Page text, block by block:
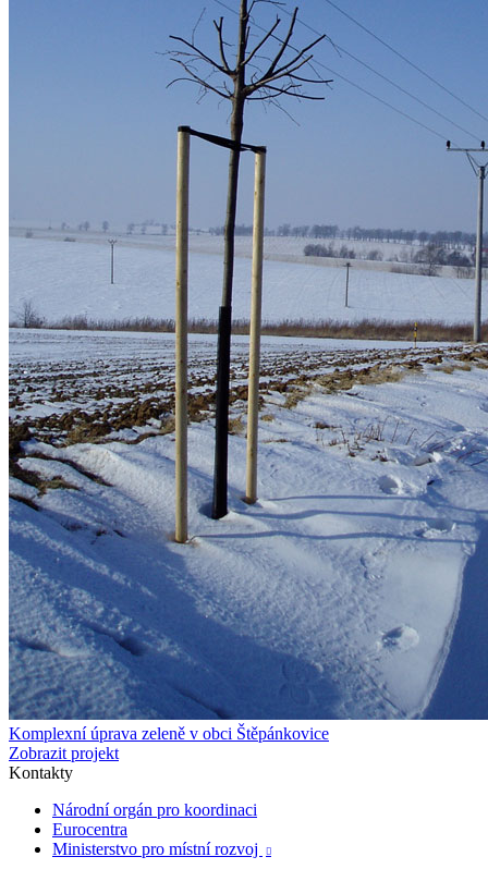
Komplexní úprava zeleně v obci Štěpánkovice
Zobrazit projekt
Kontakty
Národní orgán pro koordinaci
Eurocentra
Ministerstvo pro místní rozvoj
